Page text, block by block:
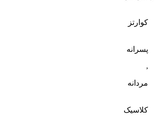
کوارتز
پسرانه
,
مردانه
کلاسیک